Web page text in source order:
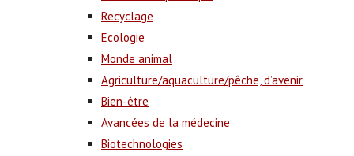
Recyclage
Ecologie
Monde animal
Agriculture/aquaculture/pêche, d’avenir
Bien-être
Avancées de la médecine
Biotechnologies